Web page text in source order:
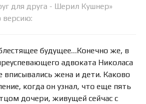
для друга - Шерил Кушнер»
версию:
будущее…Конечно же, в
адвоката Николаса
вписывались жена и дети. Каково
когда он узнал, что еще пять
дочери, живущей сейчас с